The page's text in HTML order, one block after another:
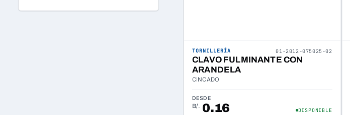
TORNILLERÍA 01-2012-075025-02
CLAVO FULMINANTE CON
ARANDELA
CINCADO
DESDE
B/. 0.16 DISPONIBLE